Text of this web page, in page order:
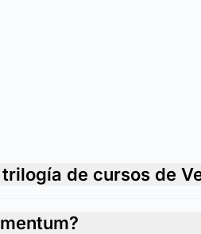
de cursos de